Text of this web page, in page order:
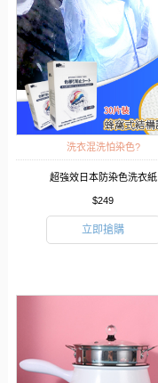
洗衣混洗怕染色?
超強效日本防染色洗衣紙
$249
立即搶購